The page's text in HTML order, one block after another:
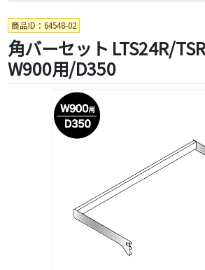
商品ID：64548-02
角バーセット LTS24R/
W900用/D350